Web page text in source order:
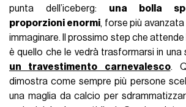
punta dell’iceberg: una bolla
proporzioni enormi, forse più
immaginare. Il prossimo step che
è quello che le vedrà trasformarsi in una
un travestimento carnevalesco.
dimostra come sempre più persone
una maglia da calcio per